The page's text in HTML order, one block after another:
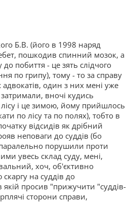
Б.В. (його в 1998 наряд
пошкодив спинний мозок, а
побиття - це зять слідчого
по грипу), тому - то за справу
один з них мені уже
вночі кудись
і це зимою, йому прийшлось
по лісу та по полях), тобто в
відсидів як дрібний
неповаги до суддів (бо
порушили проти
увесь склад суду, мені,
хоч, об'єктивно
на суддів до
якій просив "прижучити "суддів-
сторони справи,